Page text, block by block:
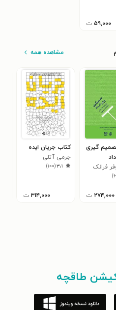
۵۹,۰۰۰ ت
مشاهده همه
گیری
فرانک
۶)
۲۷۴,۰۰۰ ت
کتاب جریان ایده
جرمی آتلی
۳٫۱(۱۰۰)
۳۱۴,۰۰۰ ت
طاقچه